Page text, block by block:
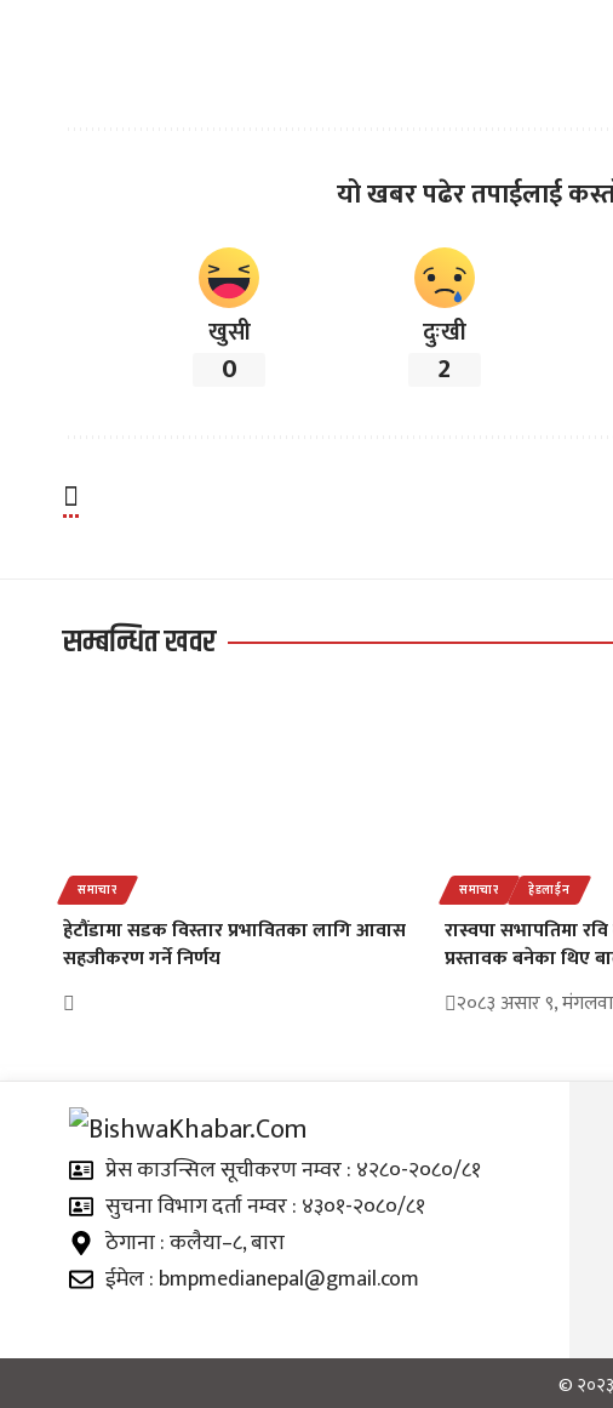
यो खबर पढेर तपाईलाई
खुसी
0
दुःखी
2
सम्बन्धित खवर
समाचार
हेटौंडामा सडक विस्तार प्रभावितका लागि आवास
सहजीकरण गर्ने निर्णय
समाचार हेडलाईन
रास्वपा सभापतिमा
प्रस्तावक बनेका थिए
२०८३ असार ९,
प्रेस काउन्सिल सूचीकरण नम्वर : ४२८०-२०८०/८१
सुचना विभाग दर्ता नम्वर : ४३०१-२०८०/८१
ठेगाना : कलैया–८, बारा
ईमेल : bmpmedianepal@gmail.com
© २०२३